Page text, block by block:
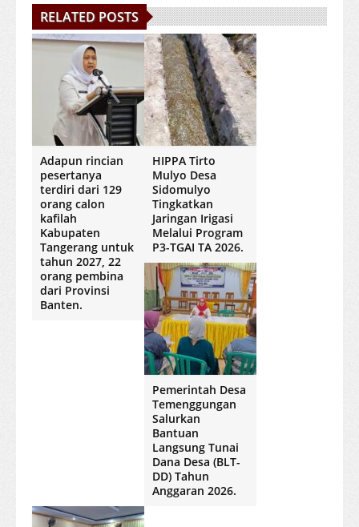
RELATED POSTS
Adapun rincian
pesertanya
terdiri dari 129
orang calon
kafilah
Kabupaten
Tangerang untuk
tahun 2027, 22
orang pembina
dari Provinsi
Banten.
HIPPA Tirto
Mulyo Desa
Sidomulyo
Tingkatkan
Jaringan Irigasi
Melalui Program
P3-TGAI TA 2026.
Pemerintah Desa
Temenggungan
Salurkan
Bantuan
Langsung Tunai
Dana Desa (BLT-
DD) Tahun
Anggaran 2026.